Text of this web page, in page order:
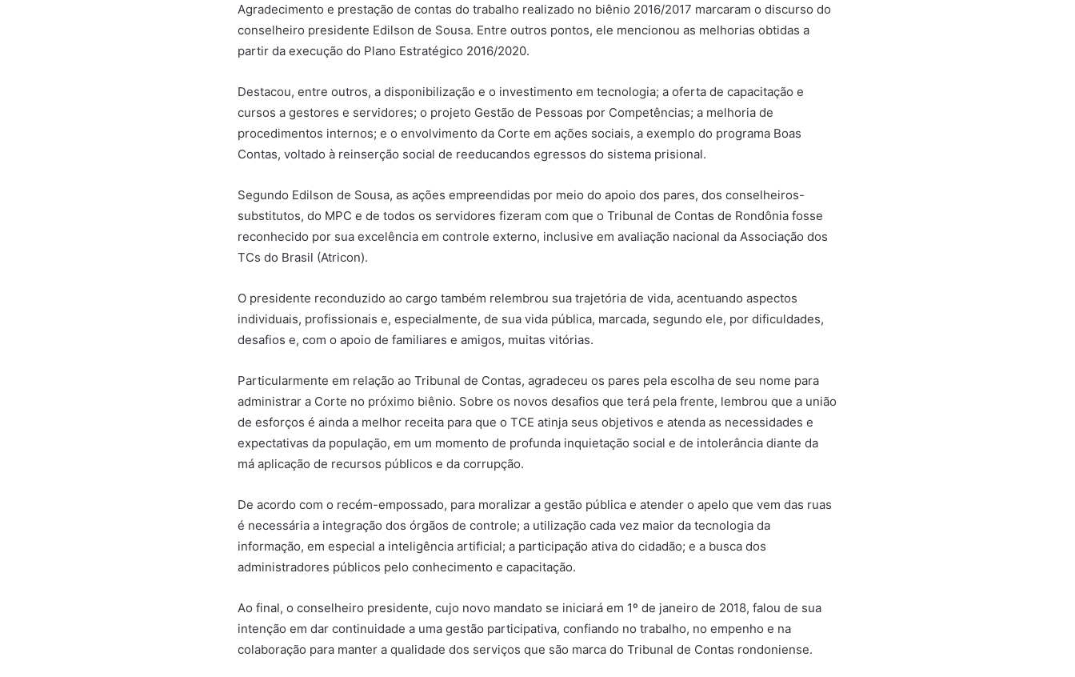
Agradecimento e prestação de contas do trabalho realizado no biênio 2016/2017 marcaram o discurso do
conselheiro presidente Edilson de Sousa. Entre outros pontos, ele mencionou as melhorias obtidas a
partir da execução do Plano Estratégico 2016/2020.
Destacou, entre outros, a disponibilização e o investimento em tecnologia; a oferta de capacitação e
cursos a gestores e servidores; o projeto Gestão de Pessoas por Competências; a melhoria de
procedimentos internos; e o envolvimento da Corte em ações sociais, a exemplo do programa Boas
Contas, voltado à reinserção social de reeducandos egressos do sistema prisional.
Segundo Edilson de Sousa, as ações empreendidas por meio do apoio dos pares, dos conselheiros-
substitutos, do MPC e de todos os servidores fizeram com que o Tribunal de Contas de Rondônia fosse
reconhecido por sua excelência em controle externo, inclusive em avaliação nacional da Associação dos
TCs do Brasil (Atricon).
O presidente reconduzido ao cargo também relembrou sua trajetória de vida, acentuando aspectos
individuais, profissionais e, especialmente, de sua vida pública, marcada, segundo ele, por dificuldades,
desafios e, com o apoio de familiares e amigos, muitas vitórias.
Particularmente em relação ao Tribunal de Contas, agradeceu os pares pela escolha de seu nome para
administrar a Corte no próximo biênio. Sobre os novos desafios que terá pela frente, lembrou que a união
de esforços é ainda a melhor receita para que o TCE atinja seus objetivos e atenda as necessidades e
expectativas da população, em um momento de profunda inquietação social e de intolerância diante da
má aplicação de recursos públicos e da corrupção.
De acordo com o recém-empossado, para moralizar a gestão pública e atender o apelo que vem das ruas
é necessária a integração dos órgãos de controle; a utilização cada vez maior da tecnologia da
informação, em especial a inteligência artificial; a participação ativa do cidadão; e a busca dos
administradores públicos pelo conhecimento e capacitação.
Ao final, o conselheiro presidente, cujo novo mandato se iniciará em 1º de janeiro de 2018, falou de sua
intenção em dar continuidade a uma gestão participativa, confiando no trabalho, no empenho e na
colaboração para manter a qualidade dos serviços que são marca do Tribunal de Contas rondoniense.